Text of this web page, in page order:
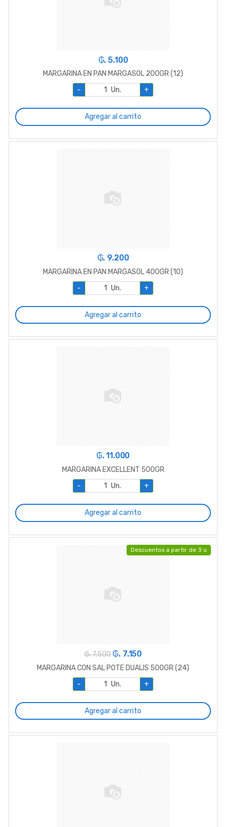
₲. 5.100
MARGARINA EN PAN MARGASOL 200GR (12)
-
Un. +
Agregar al carrito
₲. 9.200
MARGARINA EN PAN MARGASOL 400GR (10)
-
Un. +
Agregar al carrito
₲. 11.000
MARGARINA EXCELLENT 500GR
-
Un. +
Agregar al carrito
Descuentos a partir de 3 u
₲. 7.500 ₲. 7.150
MARGARINA CON SAL POTE DUALIS 500GR (24)
-
Un. +
Agregar al carrito